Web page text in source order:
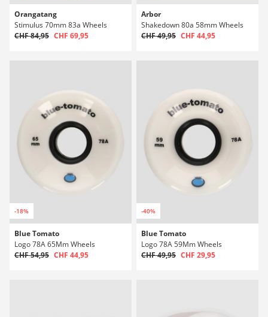
Orangatang
Stimulus 70mm 83a Wheels
CHF 84,95 CHF 69,95
Arbor
Shakedown 80a 58mm Wheels
CHF 49,95 CHF 44,95
-18%
Blue Tomato
Logo 78A 65Mm Wheels
CHF 54,95 CHF 44,95
-40%
Blue Tomato
Logo 78A 59Mm Wheels
CHF 49,95 CHF 29,95